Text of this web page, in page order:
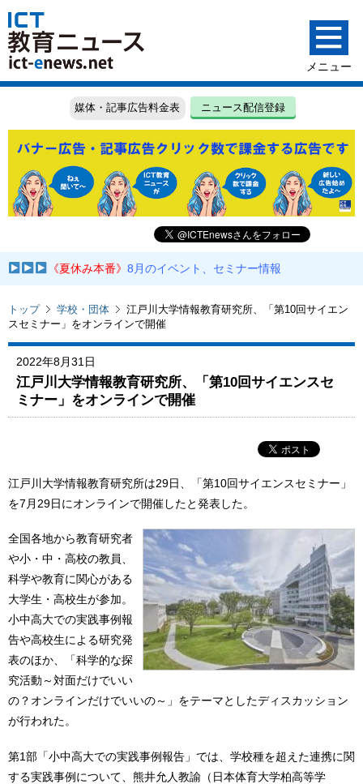
媒体・記事広告料金表 ニュース配信登録
《夏休み本番》8月のイベント、セミナー情報
トップ 学校・団体
江戸川大学情報教育研究所、「第10回サイエン
スセミナー」をオンラインで開催
2022年8月31日
江戸川大学情報教育研究所、「第10回サイエンスセ
ミナー」をオンラインで開催
江戸川大学情報教育研究所は29日、「第10回サイエンスセミナー」
を7月29日にオンラインで開催したと発表した。
全国各地から教育研究者
や小・中・高校の教員、
科学や教育に関心がある
大学生・高校生が参加。
小中高大での実践事例報
告や高校生による研究発
表のほか、「科学的な探
究活動～対面だけでいい
の？オンラインだけでいいの～」をテーマとしたディスカッション
が行われた。
第1部「小中高大での実践事例報告」では、学校種を超えた連携に関
する実践事例について、熊井允人教諭（日本体育大学柏高等学